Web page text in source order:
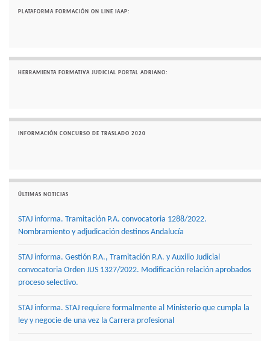
PLATAFORMA FORMACIÓN ON LINE IAAP:
HERRAMIENTA FORMATIVA JUDICIAL PORTAL ADRIANO:
INFORMACIÓN CONCURSO DE TRASLADO 2020
ÚLTIMAS NOTICIAS
STAJ informa. Tramitación P.A. convocatoria 1288/2022.
Nombramiento y adjudicación destinos Andalucía
STAJ informa. Gestión P.A., Tramitación P.A. y Auxilio Judicial
convocatoria Orden JUS 1327/2022. Modificación relación aprobados
proceso selectivo.
STAJ informa. STAJ requiere formalmente al Ministerio que cumpla la
ley y negocie de una vez la Carrera profesional